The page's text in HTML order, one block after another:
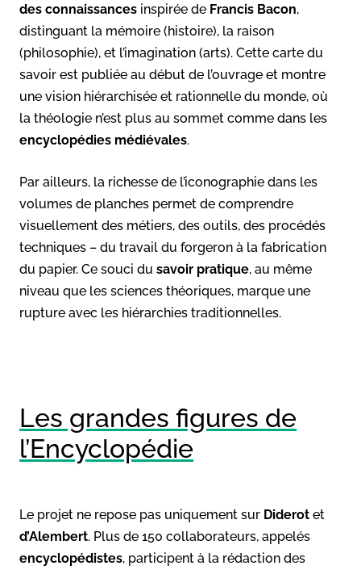
des connaissances inspirée de Francis Bacon,
distinguant la mémoire (histoire), la raison
(philosophie), et l’imagination (arts). Cette carte du
savoir est publiée au début de l’ouvrage et montre
une vision hiérarchisée et rationnelle du monde, où
la théologie n’est plus au sommet comme dans les
encyclopédies médiévales.
Par ailleurs, la richesse de l’iconographie dans les
volumes de planches permet de comprendre
visuellement des métiers, des outils, des procédés
techniques – du travail du forgeron à la fabrication
du papier. Ce souci du savoir pratique, au même
niveau que les sciences théoriques, marque une
rupture avec les hiérarchies traditionnelles.
Les grandes figures de
l’Encyclopédie
Le projet ne repose pas uniquement sur Diderot et
d’Alembert. Plus de 150 collaborateurs, appelés
encyclopédistes, participent à la rédaction des